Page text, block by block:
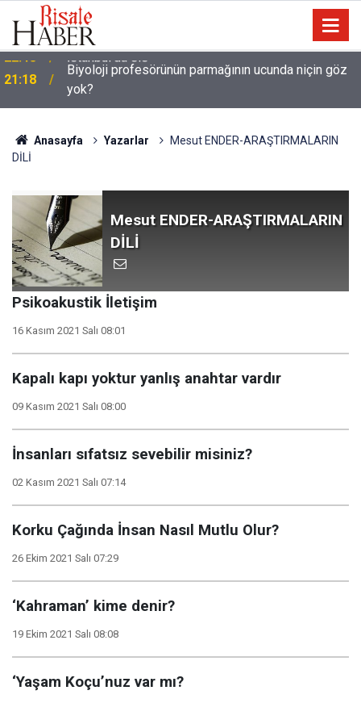
21:18
Biyoloji profesörünün parmağının ucunda niçin göz
yok?
Anasayfa Yazarlar
Mesut ENDER-ARAŞTIRMALARIN
DİLİ
Mesut ENDER-ARAŞTIRMALARIN
DİLİ
Psikoakustik İletişim
16 Kasım 2021 Salı 08:01
Kapalı kapı yoktur yanlış anahtar vardır
09 Kasım 2021 Salı 08:00
İnsanları sıfatsız sevebilir misiniz?
02 Kasım 2021 Salı 07:14
Korku Çağında İnsan Nasıl Mutlu Olur?
26 Ekim 2021 Salı 07:29
‘Kahraman’ kime denir?
19 Ekim 2021 Salı 08:08
‘Yaşam Koçu’nuz var mı?